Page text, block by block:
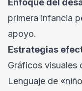
Enfoque del
primera infancia
apoyo.
Estrategias
Gráficos visuales
Lenguaje de